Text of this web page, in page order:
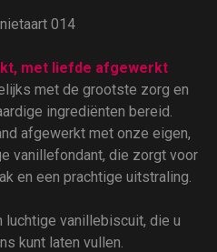
014
met liefde afgewerkt
met de grootste zorg en
ingrediënten bereid.
afgewerkt met onze eigen,
vanillefondant, die zorgt voor
en een prachtige uitstraling.
vanillebiscuit, die u
kunt laten vullen.